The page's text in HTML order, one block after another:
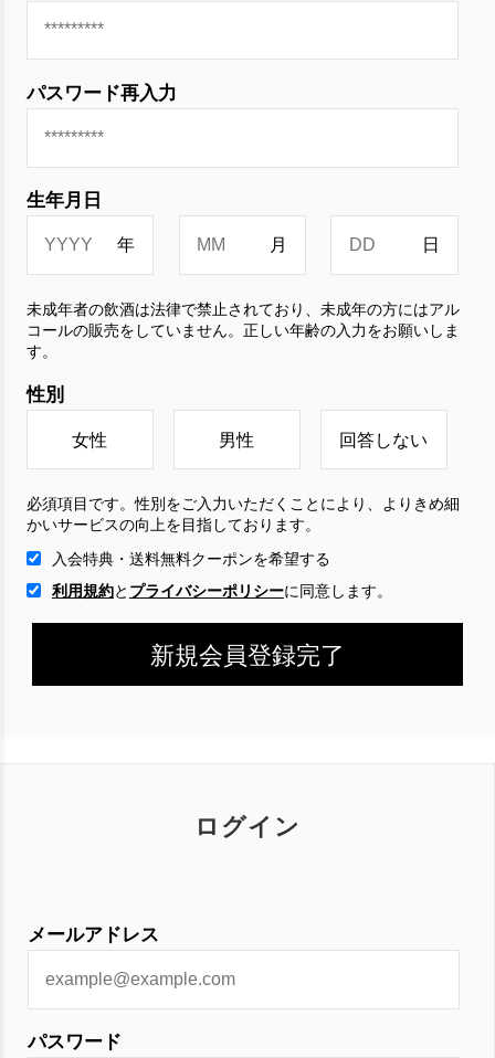
ログイン
メールアドレス
パスワード
パスワード再入力
生年月日
未成年者の飲酒は法律で禁止されており、未成年の方にはアル
コールの販売をしていません。正しい年齢の入力をお願いしま
す。
性別
女性 男性 回答しない
必須項目です。性別をご入力いただくことにより、よりきめ細
かいサービスの向上を目指しております。
入会特典・送料無料クーポンを希望する
利用規約と プライバシーポリシーに 同意します。